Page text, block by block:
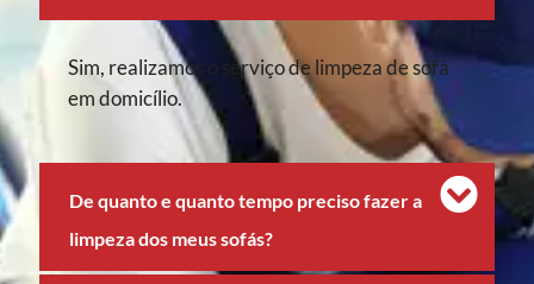
Sim, realizamos o serviço de limpeza de sofá
em domicílio.
De quanto e quanto tempo preciso fazer a
limpeza dos meus sofás?